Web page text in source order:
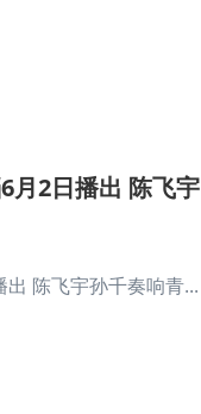
月2日播出 陈飞宇
陈飞宇孙千奏响青...